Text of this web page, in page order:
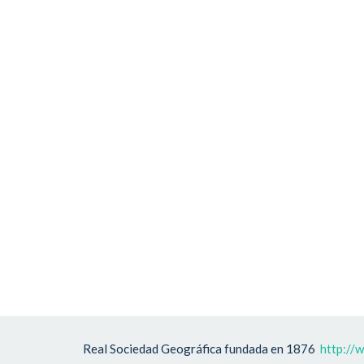
Real Sociedad Geográfica fundada en 1876 http://